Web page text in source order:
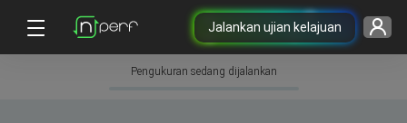
Jalankan ujian kelajuan
Pengukuran sedang dijalankan